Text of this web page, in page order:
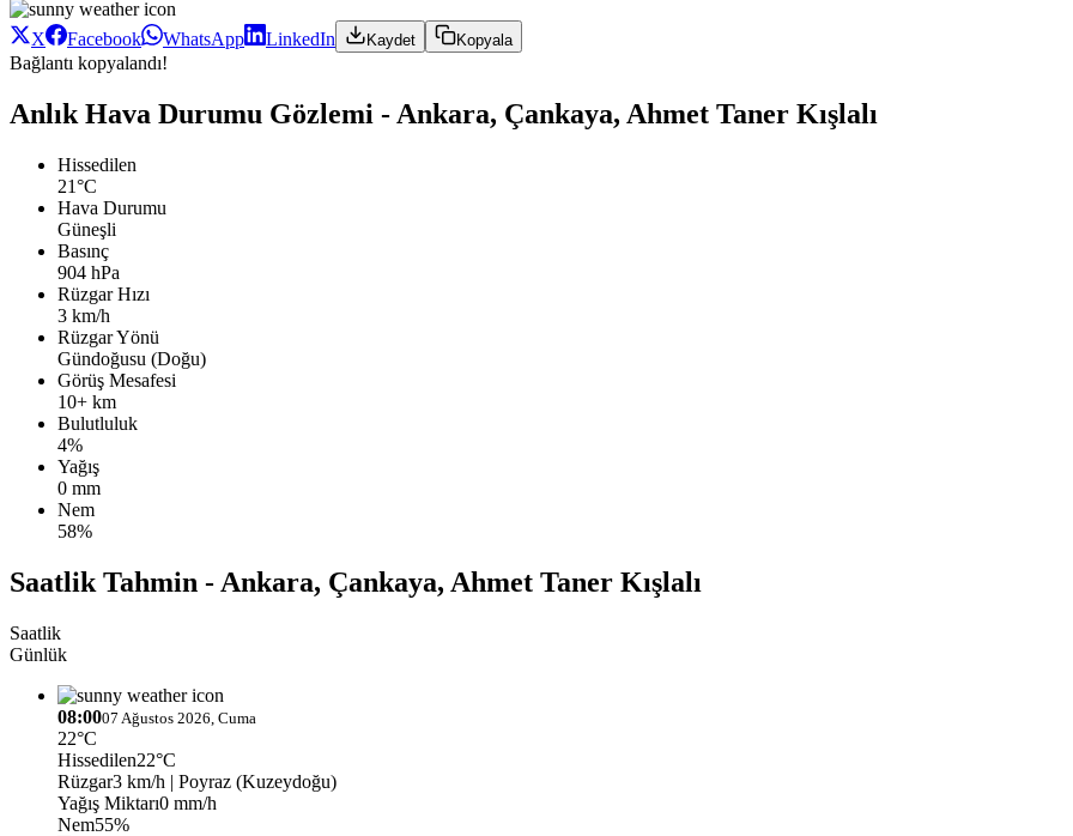
X Facebook WhatsApp LinkedIn Kaydet Kopyala
Bağlantı kopyalandı!
Anlık Hava Durumu Gözlemi - Ankara, Çankaya, Ahmet Taner Kışlalı
Hissedilen
21°C
Hava Durumu
Güneşli
Basınç
904 hPa
Rüzgar Hızı
3 km/h
Rüzgar Yönü
Gündoğusu (Doğu)
Görüş Mesafesi
10+ km
Bulutluluk
4%
Yağış
0 mm
Nem
58%
Saatlik Tahmin - Ankara, Çankaya, Ahmet Taner Kışlalı
Saatlik
Günlük
08:0007 Ağustos 2026, Cuma
22°C
Hissedilen22°C
Rüzgar3 km/h | Poyraz (Kuzeydoğu)
Yağış Miktarı0 mm/h
Nem55%